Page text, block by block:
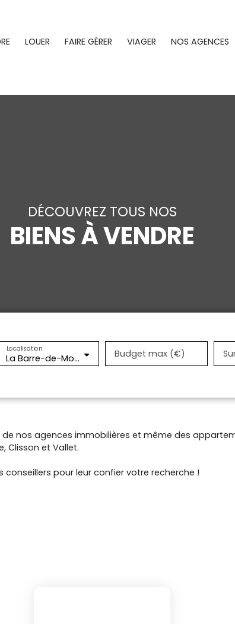
LOUER FAIRE GÉRER VIAGER NOS AGENCES
DÉCOUVREZ TOUS NOS
BIENS À VENDRE
La Barre-de-Monts (85550)
Localisation Budget max (€)
nos agences immobilières et même des
Clisson et Vallet.
pour leur confier votre recherche !